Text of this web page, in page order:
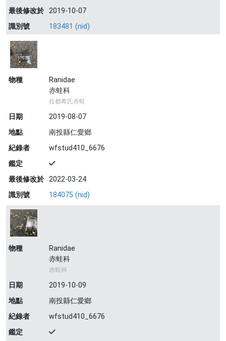
最後修改於 2019-10-07
識別號
183481 (nid)
物種
Ranidae
赤蛙科
拉都希氏赤蛙
日期
2019-08-07
地點
南投縣仁愛鄉
紀錄者
wfstud410_6676
鑑定
最後修改於 2022-03-24
識別號
184075 (nid)
物種
Ranidae
赤蛙科
赤蛙科
日期
2019-10-09
地點
南投縣仁愛鄉
紀錄者
wfstud410_6676
鑑定